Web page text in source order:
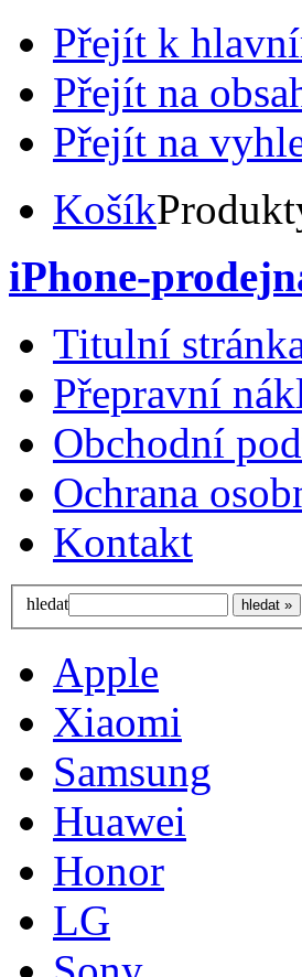
Přejít k
Přejít na
Přejít na
Košík
iPhone-
Titulní
Přepravní
Obchodní
Ochrana
Kontakt
hledat
Apple
Xiaomi
Samsung
Huawei
Honor
LG